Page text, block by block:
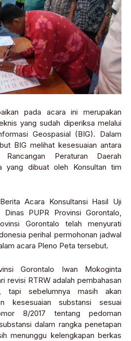
pada acara ini merupakan
yang sudah diperiksa melalui
Geospasial (BIG). Dalam
BIG melihat kesesuaian antara
Peraturan Daerah
yang dibuat oleh Konsultan tim
Acara Konsultansi Hasil Uji
PUPR Provinsi Gorontalo,
Gorontalo telah menyurati
perihal permohonan jadwal
acara Pleno Peta tersebut.
Gorontalo Iwan Mokoginta
revisi RTRW adalah pembahasan
tapi sebelumnya masih akan
kesesuaian substansi sesuai
8/2017 tentang pedoman
dalam rangka penetapan
menunggu kelengkapan berkas